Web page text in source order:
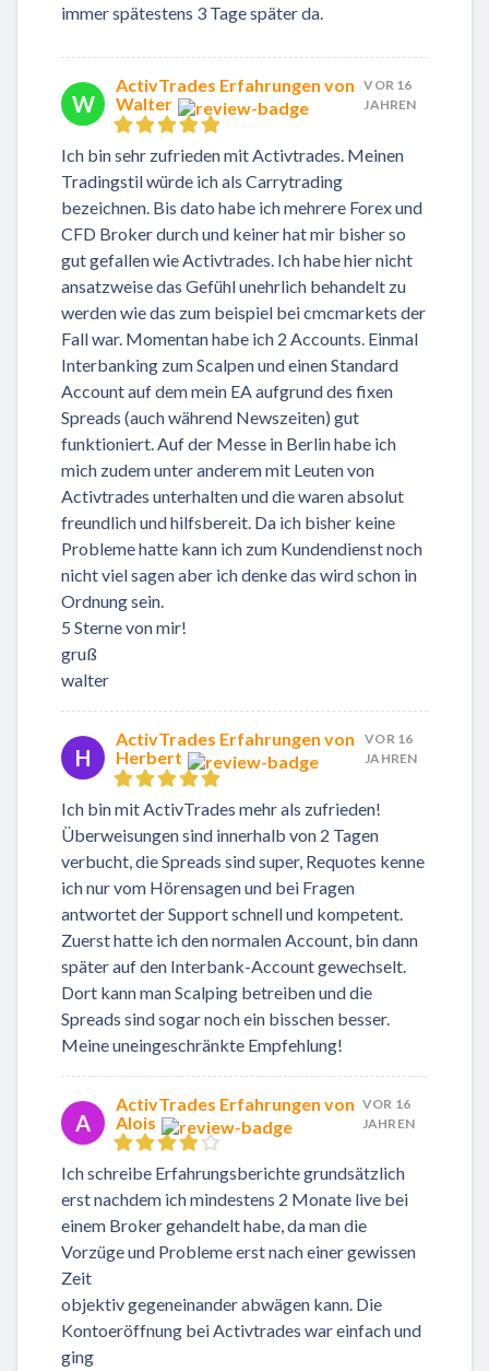
immer spätestens 3 Tage später da.
W
ActivTrades Erfahrungen von
Walter
VOR 16
JAHREN
Ich bin sehr zufrieden mit Activtrades. Meinen
Tradingstil würde ich als Carrytrading
bezeichnen. Bis dato habe ich mehrere Forex und
CFD Broker durch und keiner hat mir bisher so
gut gefallen wie Activtrades. Ich habe hier nicht
ansatzweise das Gefühl unehrlich behandelt zu
werden wie das zum beispiel bei cmcmarkets der
Fall war. Momentan habe ich 2 Accounts. Einmal
Interbanking zum Scalpen und einen Standard
Account auf dem mein EA aufgrund des fixen
Spreads (auch während Newszeiten) gut
funktioniert. Auf der Messe in Berlin habe ich
mich zudem unter anderem mit Leuten von
Activtrades unterhalten und die waren absolut
freundlich und hilfsbereit. Da ich bisher keine
Probleme hatte kann ich zum Kundendienst noch
nicht viel sagen aber ich denke das wird schon in
Ordnung sein.
5 Sterne von mir!
gruß
walter
H
ActivTrades Erfahrungen von
Herbert
VOR 16
JAHREN
Ich bin mit ActivTrades mehr als zufrieden!
Überweisungen sind innerhalb von 2 Tagen
verbucht, die Spreads sind super, Requotes kenne
ich nur vom Hörensagen und bei Fragen
antwortet der Support schnell und kompetent.
Zuerst hatte ich den normalen Account, bin dann
später auf den Interbank-Account gewechselt.
Dort kann man Scalping betreiben und die
Spreads sind sogar noch ein bisschen besser.
Meine uneingeschränkte Empfehlung!
A
ActivTrades Erfahrungen von
Alois
VOR 16
JAHREN
Ich schreibe Erfahrungsberichte grundsätzlich
erst nachdem ich mindestens 2 Monate live bei
einem Broker gehandelt habe, da man die
Vorzüge und Probleme erst nach einer gewissen
Zeit
objektiv gegeneinander abwägen kann. Die
Kontoeröffnung bei Activtrades war einfach und
ging